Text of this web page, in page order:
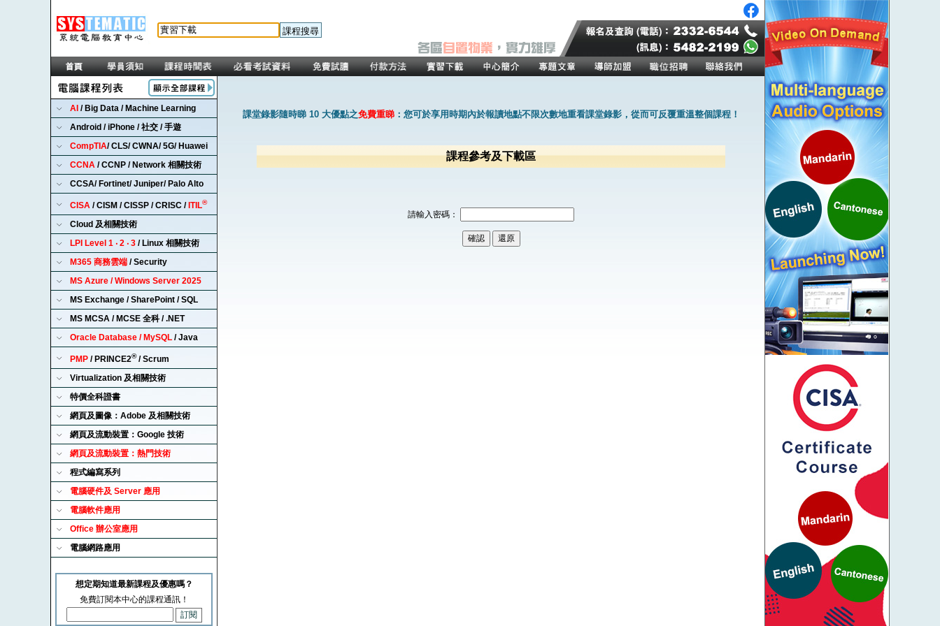
AI / Big Data / Machine Learning
Android / iPhone / 社交 / 手遊
CompTIA/ CLS/ CWNA/ 5G/ Huawei
CCNA / CCNP / Network 相關技術
CCSA/ Fortinet/ Juniper/ Palo Alto
CISA / CISM / CISSP / CRISC / ITIL®
Cloud 及相關技術
LPI Level 1 ‧ 2 ‧ 3 / Linux 相關技術
M365 商務雲端 / Security
MS Azure / Windows Server 2025
MS Exchange / SharePoint / SQL
MS MCSA / MCSE 全科 / .NET
Oracle Database / MySQL / Java
PMP / PRINCE2®/ Scrum
Virtualization 及相關技術
特價全科證書
網頁及圖像：Adobe 及相關技術
網頁及流動裝置：Google 技術
網頁及流動裝置：熱門技術
程式編寫系列
電腦硬件及 Server 應用
電腦軟件應用
Office 辦公室應用
電腦網路應用
想定期知道最新課程及優惠嗎？
免費訂閱本中心的課程通訊！
課堂錄影隨時睇 10 大優點之免費重睇：您可於享用時期內於報讀地點不限次數地重看課堂錄影，從而可反覆重溫整個課程！
課程參考及下載區
請輸入密碼：